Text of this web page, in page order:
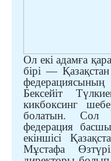
Ол екі адамға
бірі —
Бексейіт
кикбоксинг
болатын. Сол
федерация
екіншісі
Мұстафа